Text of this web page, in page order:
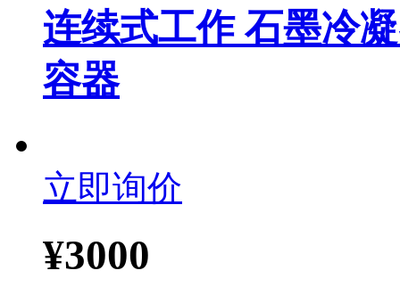
连续式工作 石墨冷
容器
立即询价
¥3000